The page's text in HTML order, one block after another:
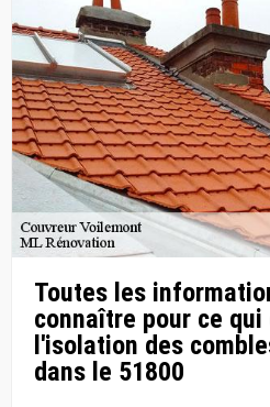
Toutes les
connaître pour ce qui
l'isolation des
dans le 51800